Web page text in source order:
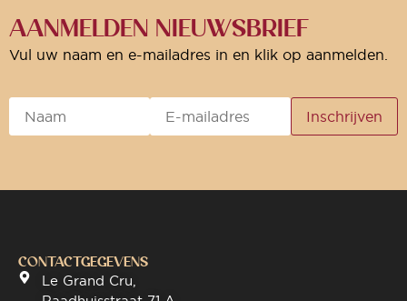
AANMELDEN NIEUWSBRIEF
Vul uw naam en e-mailadres in en klik op aanmelden.
CONTACTGEGEVENS
Le Grand Cru,